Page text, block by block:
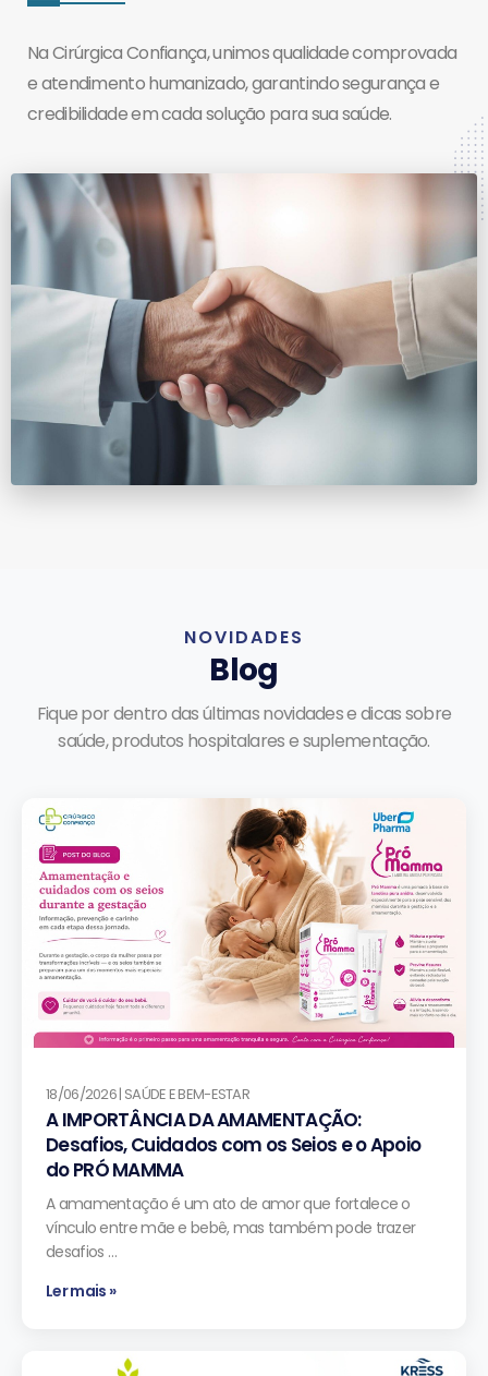
Na Cirúrgica Confiança, unimos qualidade comprovada
e atendimento humanizado, garantindo segurança e
credibilidade em cada solução para sua saúde.
NOVIDADES
Blog
Fique por dentro das últimas novidades e dicas sobre
saúde, produtos hospitalares e suplementação.
18/06/2026 | SAÚDE E BEM-ESTAR
A IMPORTÂNCIA DA AMAMENTAÇÃO:
Desafios, Cuidados com os Seios e o Apoio
do PRÓ MAMMA
A amamentação é um ato de amor que fortalece o
vínculo entre mãe e bebê, mas também pode trazer
desafios …
Ler mais »